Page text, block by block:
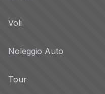
Voli
Noleggio Auto
Tour